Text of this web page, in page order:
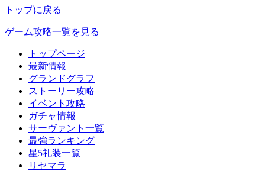
トップに戻る
ゲーム攻略一覧を見る
トップページ
最新情報
グランドグラフ
ストーリー攻略
イベント攻略
ガチャ情報
サーヴァント一覧
最強ランキング
星5礼装一覧
リセマラ